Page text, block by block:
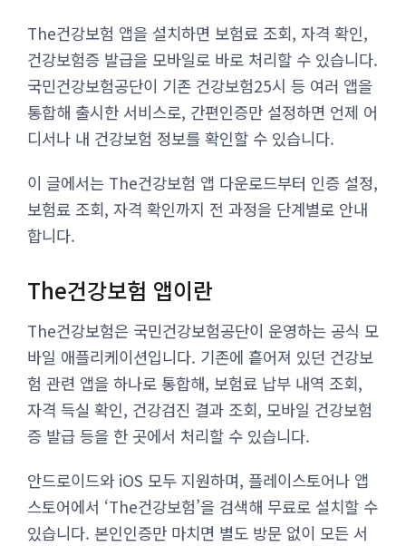
The건강보험 앱을 설치하면 보험료 조회, 자격 확인,
건강보험증 발급을 모바일로 바로 처리할 수 있습니다.
국민건강보험공단이 기존 건강보험25시 등 여러 앱을
통합해 출시한 서비스로, 간편인증만 설정하면 언제 어
디서나 내 건강보험 정보를 확인할 수 있습니다.
이 글에서는 The건강보험 앱 다운로드부터 인증 설정,
보험료 조회, 자격 확인까지 전 과정을 단계별로 안내
합니다.
The건강보험 앱이란
The건강보험은 국민건강보험공단이 운영하는 공식 모
바일 애플리케이션입니다. 기존에 흩어져 있던 건강보
험 관련 앱을 하나로 통합해, 보험료 납부 내역 조회,
자격 득실 확인, 건강검진 결과 조회, 모바일 건강보험
증 발급 등을 한 곳에서 처리할 수 있습니다.
안드로이드와 iOS 모두 지원하며, 플레이스토어나 앱
스토어에서 ‘The건강보험’을 검색해 무료로 설치할 수
있습니다. 본인인증만 마치면 별도 방문 없이 모든 서